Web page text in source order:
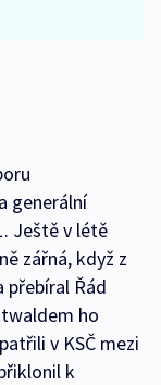
generální
Ještě v létě
zářná, když z
Řád
ho
v KSČ mezi
k